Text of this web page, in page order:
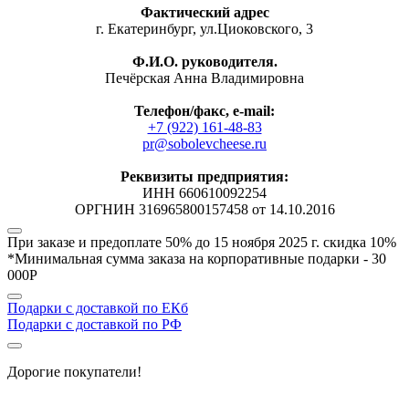
Фактический адрес
г. Екатеринбург, ул.Циоковского, 3
Ф.И.О. руководителя.
Печёрская Анна Владимировна
Телефон/факс, е-mail:
+7 (922) 161-48-83
pr@sobolevcheese.ru
Реквизиты предприятия:
ИНН 660610092254
ОРГНИН 316965800157458 от 14.10.2016
При заказе и предоплате 50% до 15 ноября 2025 г. скидка 10%
*Минимальная сумма заказа на корпоративные подарки - 30
000Р
Подарки с доставкой по ЕКб
Подарки с доставкой по РФ
Дорогие покупатели!